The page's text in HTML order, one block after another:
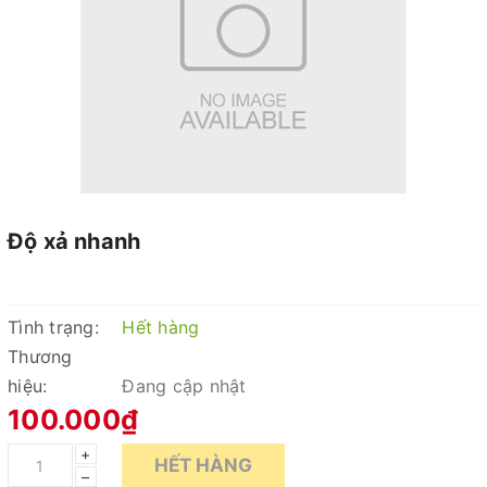
Độ xả nhanh
Tình trạng:
Hết hàng
Thương
hiệu:
Đang cập nhật
100.000₫
+
–
HẾT HÀNG